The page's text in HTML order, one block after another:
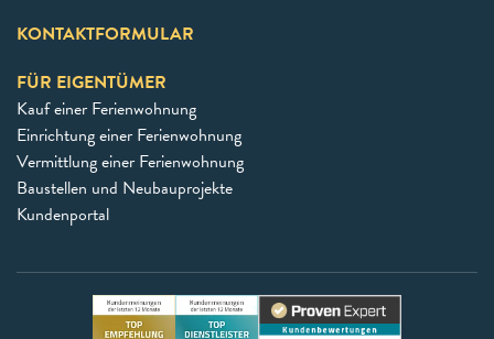
KONTAKTFORMULAR
FÜR EIGENTÜMER
Kauf einer Ferienwohnung
Einrichtung einer Ferienwohnung
Vermittlung einer Ferienwohnung
Baustellen und Neubauprojekte
Kundenportal